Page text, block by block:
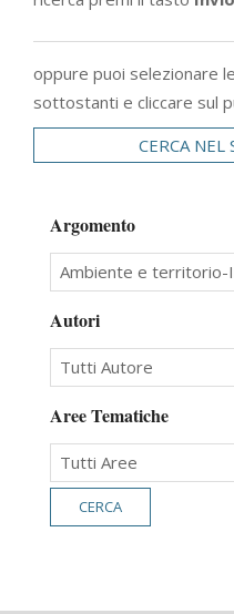
oppure puoi selezionare
sottostanti e cliccare sul
CERCA
Argomento
Autori
Aree Tematiche